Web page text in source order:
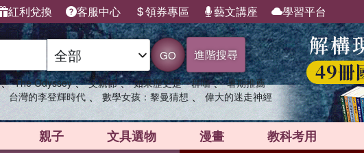
紅利兌換 客服中心 領券專區 藝文講座 學習平台
GO 進階搜尋
、 The Odyssey 、 父親節 、 如果歷史是一群喵 、 暑期推薦
台灣的李登輝時代 、 數學女孩：黎曼猜想 、 偉大的迷走神經
親子 文具選物 漫畫 教科考用